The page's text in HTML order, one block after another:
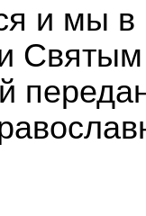
и мы